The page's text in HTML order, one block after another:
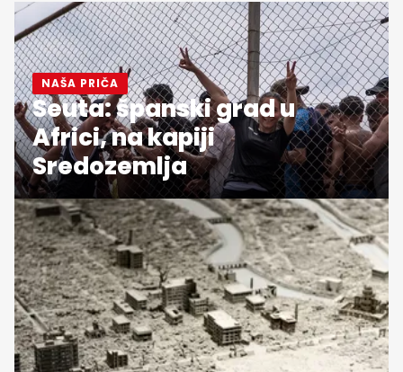
NAŠA PRIČA
Seuta: španski grad u
Africi, na kapiji
Sredozemlja